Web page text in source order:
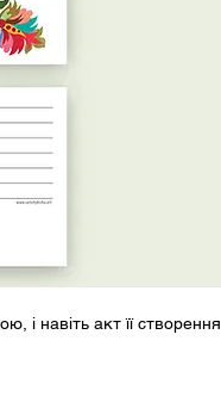
і навіть акт її створення